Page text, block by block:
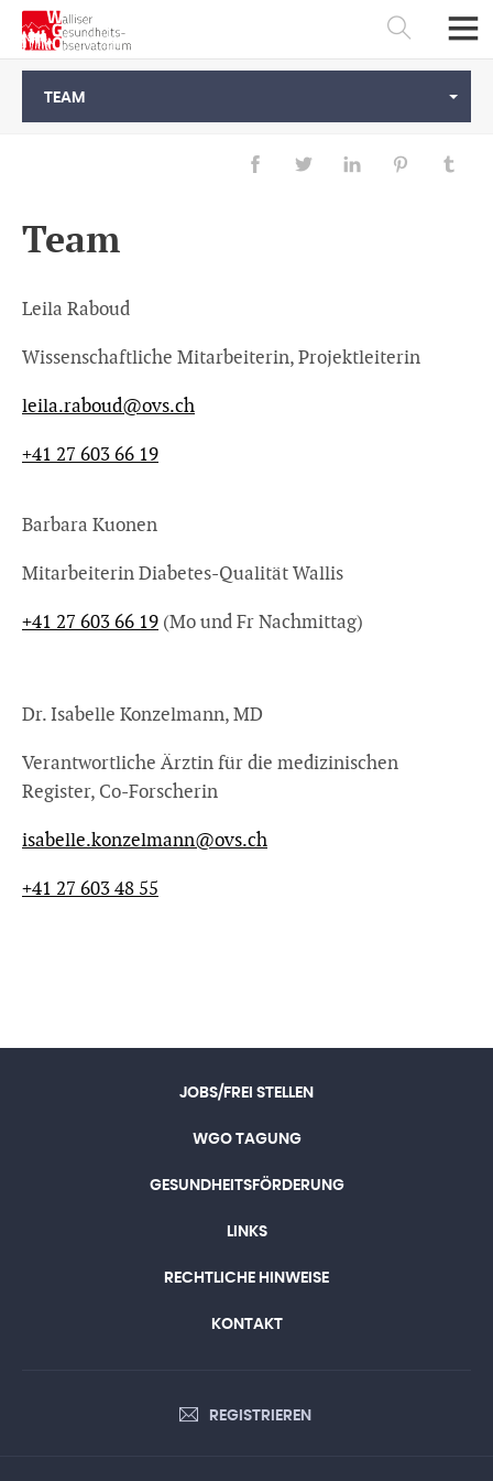
Français
TEAM
Team
Leila Raboud
Wissenschaftliche Mitarbeiterin, Projektleiterin
leila.raboud@ovs.ch
+41 27 603 66 19
Barbara Kuonen
Mitarbeiterin Diabetes-Qualität Wallis
+41 27 603 66 19 (Mo und Fr Nachmittag)
Dr. Isabelle Konzelmann, MD
Verantwortliche Ärztin für die medizinischen
Register, Co-Forscherin
isabelle.konzelmann@ovs.ch
+41 27 603 48 55
JOBS/FREI STELLEN
WGO TAGUNG
GESUNDHEITSFÖRDERUNG
LINKS
RECHTLICHE HINWEISE
KONTAKT
REGISTRIEREN